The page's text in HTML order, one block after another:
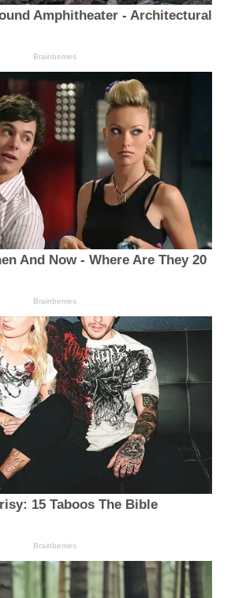
Amphitheater - Architectural
Brainberries
And Now - Where Are They 20
Brainberries
15 Taboos The Bible
Brainberries